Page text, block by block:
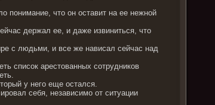
понимание, что он оставит на ее нежной
держал ее, и даже извиниться, что
с людьми, и все же нависал сейчас над
список арестованных сотрудников
у него еще остался.
себя, независимо от ситуации